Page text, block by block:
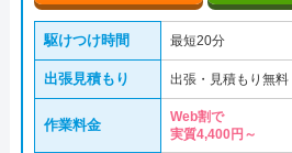
駆けつけ時間 最短20分
出張見積もり 出張・見積もり無料
作業料金
Web割で
実質4,400円～